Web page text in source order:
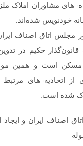
مشاوران املاک
خودنویس شده‌اند.
مجلس اتاق اصناف
مسکن است و همین
از اتحادیه¬های
شده است.
اصناف ایران و ایجاد